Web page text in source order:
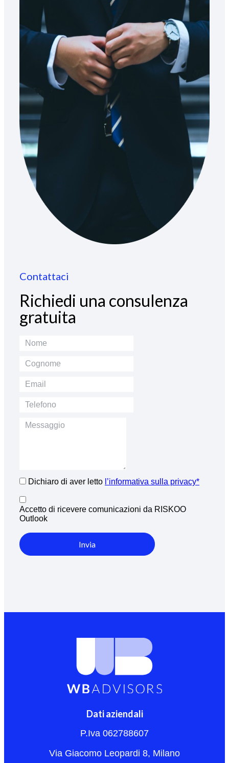
Contattaci
Richiedi una consulenza
gratuita
Dichiaro di aver letto l’informativa sulla privacy*
Accetto di ricevere comunicazioni da RISKOO
Outlook
Invia
Dati aziendali
P.Iva 062788607
Via Giacomo Leopardi 8, Milano